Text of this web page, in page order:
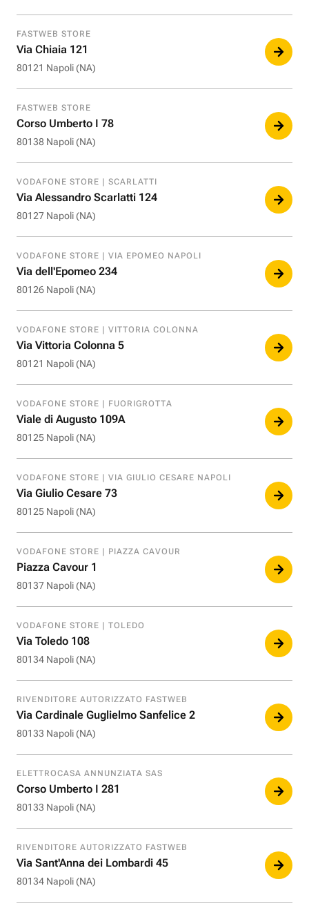
FASTWEB STORE
Via Chiaia 121
80121 Napoli (NA)
FASTWEB STORE
Corso Umberto I 78
80138 Napoli (NA)
VODAFONE STORE | SCARLATTI
Via Alessandro Scarlatti 124
80127 Napoli (NA)
VODAFONE STORE | VIA EPOMEO NAPOLI
Via dell'Epomeo 234
80126 Napoli (NA)
VODAFONE STORE | VITTORIA COLONNA
Via Vittoria Colonna 5
80121 Napoli (NA)
VODAFONE STORE | FUORIGROTTA
Viale di Augusto 109A
80125 Napoli (NA)
VODAFONE STORE | VIA GIULIO CESARE NAPOLI
Via Giulio Cesare 73
80125 Napoli (NA)
VODAFONE STORE | PIAZZA CAVOUR
Piazza Cavour 1
80137 Napoli (NA)
VODAFONE STORE | TOLEDO
Via Toledo 108
80134 Napoli (NA)
RIVENDITORE AUTORIZZATO FASTWEB
Via Cardinale Guglielmo Sanfelice 2
80133 Napoli (NA)
ELETTROCASA ANNUNZIATA SAS
Corso Umberto I 281
80133 Napoli (NA)
RIVENDITORE AUTORIZZATO FASTWEB
Via Sant'Anna dei Lombardi 45
80134 Napoli (NA)